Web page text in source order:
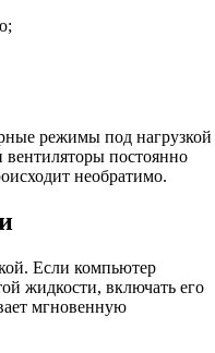
режимы под нагрузкой
вентиляторы постоянно
необратимо.
Если компьютер
жидкости, включать его
мгновенную